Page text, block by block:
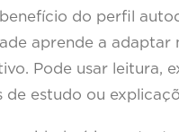
do perfil
aprende a
Pode usar leitura,
de estudo ou